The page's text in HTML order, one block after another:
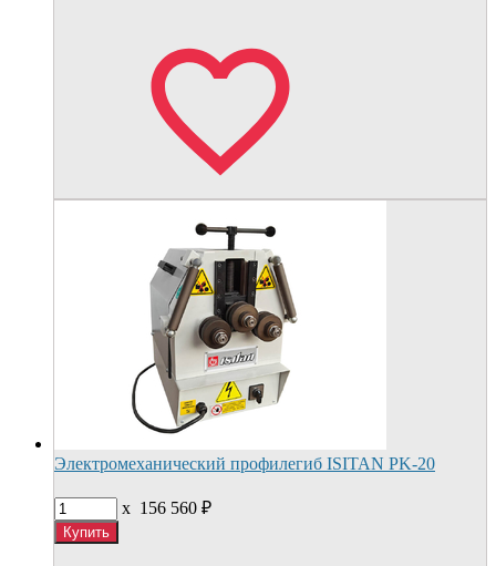
Электромеханический профилегиб ISITAN PK-20
x 156 560 ₽